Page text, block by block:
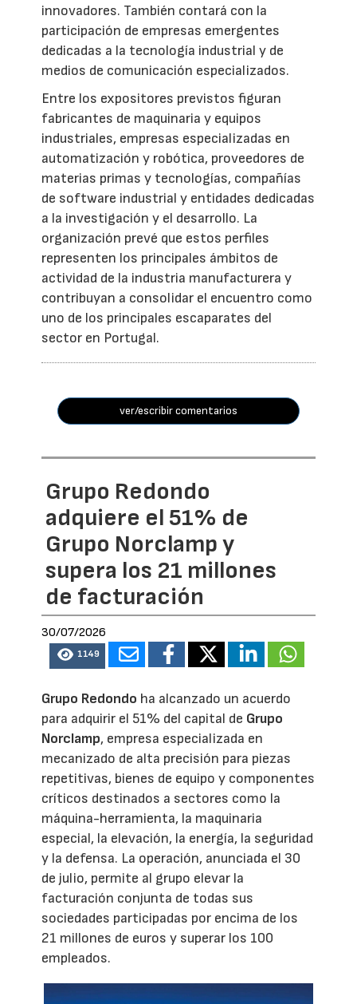
innovadores. También contará con la
participación de empresas emergentes
dedicadas a la tecnología industrial y de
medios de comunicación especializados.
Entre los expositores previstos figuran
fabricantes de maquinaria y equipos
industriales, empresas especializadas en
automatización y robótica, proveedores de
materias primas y tecnologías, compañías
de software industrial y entidades dedicadas
a la investigación y el desarrollo. La
organización prevé que estos perfiles
representen los principales ámbitos de
actividad de la industria manufacturera y
contribuyan a consolidar el encuentro como
uno de los principales escaparates del
sector en Portugal.
ver/escribir comentarios
Grupo Redondo
adquiere el 51% de
Grupo Norclamp y
supera los 21 millones
de facturación
30/07/2026
1149
Grupo Redondo ha alcanzado un acuerdo
para adquirir el 51% del capital de Grupo
Norclamp, empresa especializada en
mecanizado de alta precisión para piezas
repetitivas, bienes de equipo y componentes
críticos destinados a sectores como la
máquina-herramienta, la maquinaria
especial, la elevación, la energía, la seguridad
y la defensa. La operación, anunciada el 30
de julio, permite al grupo elevar la
facturación conjunta de todas sus
sociedades participadas por encima de los
21 millones de euros y superar los 100
empleados.